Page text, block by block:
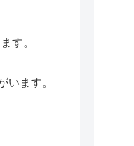
す。
います。